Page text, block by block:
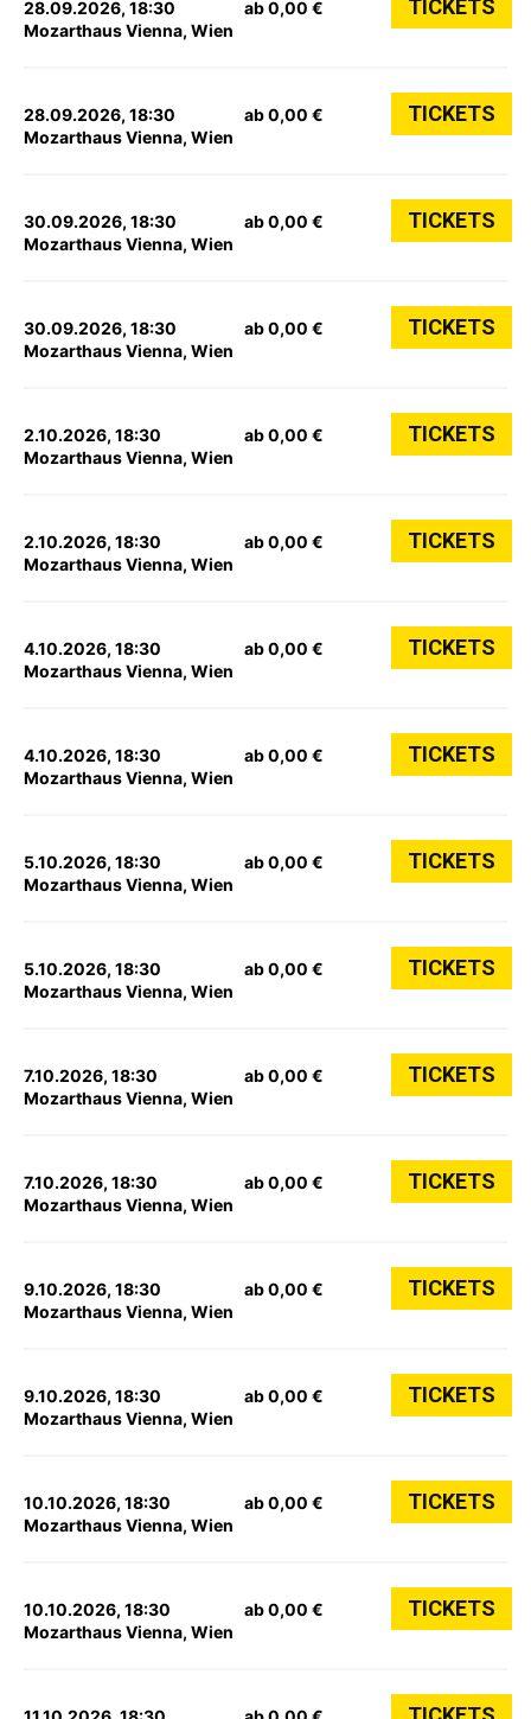
28.09.2026, 18:30
Mozarthaus Vienna, Wien
ab 0,00 € TICKETS
28.09.2026, 18:30
Mozarthaus Vienna, Wien
ab 0,00 € TICKETS
30.09.2026, 18:30
Mozarthaus Vienna, Wien
ab 0,00 € TICKETS
30.09.2026, 18:30
Mozarthaus Vienna, Wien
ab 0,00 € TICKETS
2.10.2026, 18:30
Mozarthaus Vienna, Wien
ab 0,00 € TICKETS
2.10.2026, 18:30
Mozarthaus Vienna, Wien
ab 0,00 € TICKETS
4.10.2026, 18:30
Mozarthaus Vienna, Wien
ab 0,00 € TICKETS
4.10.2026, 18:30
Mozarthaus Vienna, Wien
ab 0,00 € TICKETS
5.10.2026, 18:30
Mozarthaus Vienna, Wien
ab 0,00 € TICKETS
5.10.2026, 18:30
Mozarthaus Vienna, Wien
ab 0,00 € TICKETS
7.10.2026, 18:30
Mozarthaus Vienna, Wien
ab 0,00 € TICKETS
7.10.2026, 18:30
Mozarthaus Vienna, Wien
ab 0,00 € TICKETS
9.10.2026, 18:30
Mozarthaus Vienna, Wien
ab 0,00 € TICKETS
9.10.2026, 18:30
Mozarthaus Vienna, Wien
ab 0,00 € TICKETS
10.10.2026, 18:30
Mozarthaus Vienna, Wien
ab 0,00 € TICKETS
10.10.2026, 18:30
Mozarthaus Vienna, Wien
ab 0,00 € TICKETS